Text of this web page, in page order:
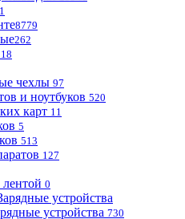
8779
262
18
чехлы 97
и ноутбуков 520
карт 11
5
513
127
0
устройства
устройства 730